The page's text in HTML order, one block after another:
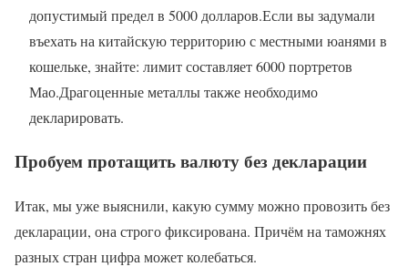
допустимый предел в 5000 долларов.Если вы задумали
въехать на китайскую территорию с местными юанями в
кошельке, знайте: лимит составляет 6000 портретов
Мао.Драгоценные металлы также необходимо
декларировать.
Пробуем протащить валюту без декларации
Итак, мы уже выяснили, какую сумму можно провозить без
декларации, она строго фиксирована. Причём на таможнях
разных стран цифра может колебаться.